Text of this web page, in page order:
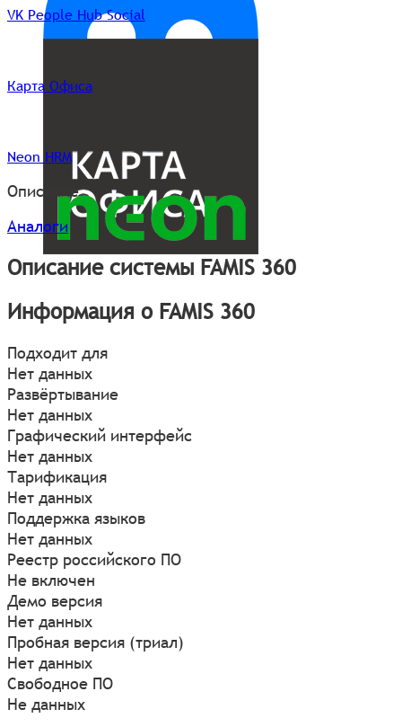
VK People Hub Social
Карта Офиса
Neon HRM
Описание
Аналоги
Описание системы FAMIS 360
Информация о FAMIS 360
Подходит для
Нет данных
Развёртывание
Нет данных
Графический интерфейс
Нет данных
Тарификация
Нет данных
Поддержка языков
Нет данных
Реестр российского ПО
Не включен
Демо версия
Нет данных
Пробная версия (триал)
Нет данных
Свободное ПО
Не данных